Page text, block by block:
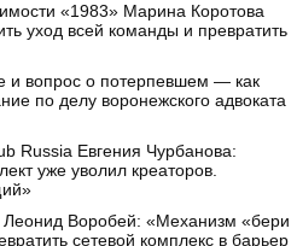
«1983» Марина Коротова
уход всей команды и превратить
и вопрос о потерпевшем — как
по делу воронежского адвоката
Russia Евгения Чурбанова:
уже уволил креаторов.
Леонид Воробей: «Механизм «бери
сетевой комплекс в барьер